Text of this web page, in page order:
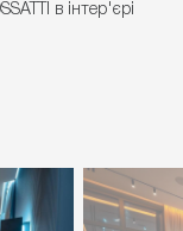
в інтер'єрі